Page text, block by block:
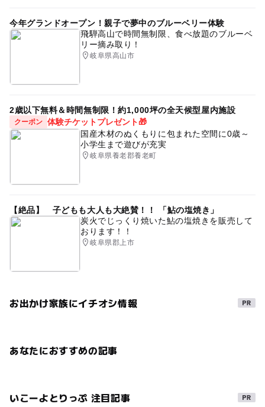
今年グランドオープン！親子で夢中のブルーベリー体験
飛騨高山で時間無制限、食べ放題のブルーベ
リー摘み取り！
岐阜県高山市
2歳以下無料＆時間無制限！約1,000坪の全天候型屋内施設
クーポン 体験チケットプレゼント🎁
国産木材のぬくもりに包まれた空間に0歳～
小学生まで遊びが充実
岐阜県養老郡養老町
【絶品】 子どもも大人も大絶賛！！ 「鮎の塩焼き」
炭火でじっくり焼いた鮎の塩焼きを販売して
おります！！
岐阜県郡上市
お出かけ家族にイチオシ情報
あなたにおすすめの記事
いこーよとりっぷ 注目記事